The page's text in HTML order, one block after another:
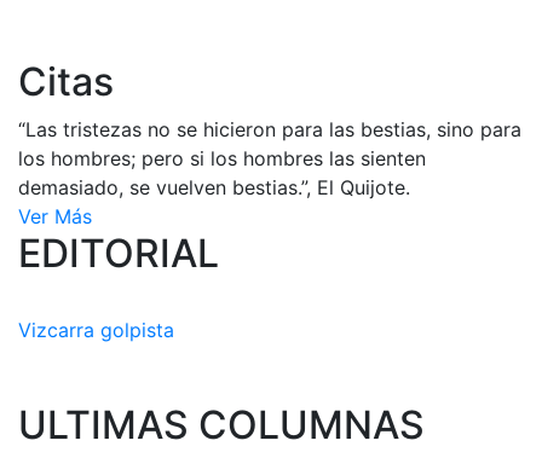
Citas
“Las tristezas no se hicieron para las bestias, sino para
los hombres; pero si los hombres las sienten
demasiado, se vuelven bestias.”, El Quijote.
Ver Más
EDITORIAL
Vizcarra golpista
ULTIMAS COLUMNAS